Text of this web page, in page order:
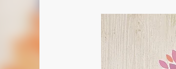
Scrappadis denaugust 04, 2026
TEKST KLISTREMERKER / STICKERS